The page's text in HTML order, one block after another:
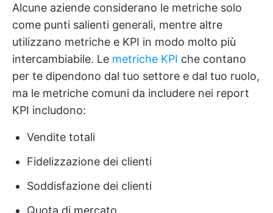
Alcune aziende considerano le metriche solo
come punti salienti generali, mentre altre
utilizzano metriche e KPI in modo molto più
intercambiabile. Le metriche KPI che contano
per te dipendono dal tuo settore e dal tuo ruolo,
ma le metriche comuni da includere nei report
KPI includono:
Vendite totali
Fidelizzazione dei clienti
Soddisfazione dei clienti
Quota di mercato